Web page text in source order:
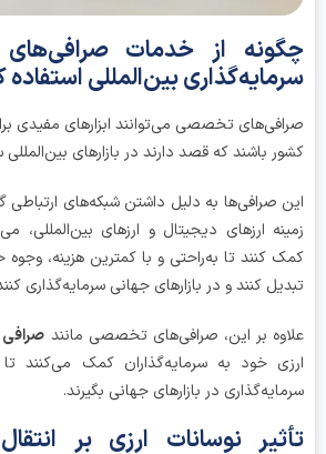
از خدمات صرافی‌های
بین‌المللی استفاده
تخصصی می‌توانند ابزارهای مفیدی برای
باشند که قصد دارند در بازارهای بین‌المللی
صرافی‌ها به دلیل داشتن شبکه‌های ارتباطی
ارزهای دیجیتال و ارزهای بین‌المللی،
کنند تا به‌راحتی و با کمترین هزینه، وجوه خود
کنند و در بازارهای جهانی سرمایه‌گذاری کنند.
بر این، صرافی‌های تخصصی مانند صرافی حافظ
خود به سرمایه‌گذاران کمک می‌کنند تا
در بازارهای جهانی بگیرند.
نوسانات ارزی بر